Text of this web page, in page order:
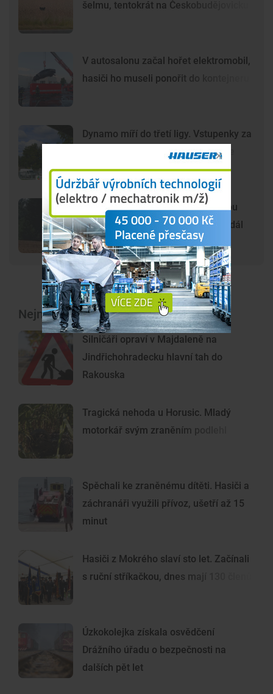
šelmu, tentokrát na Českobudějovicku
V autosalonu začal hořet elektromobil,
hasiči ho museli ponořit do kontejneru
Dynamo míří do třetí ligy. Vstupenky za
80 korun už na internetu nekoupíte
Šelma na jihu Čech? Záběry mohou
zachycovat kočku, policie hlášení dál
prověřuje
Nejnovější články
Silničáři opraví v Majdaleně na
Jindřichohradecku hlavní tah do
Rakouska
Tragická nehoda u Horusic. Mladý
motorkář svým zraněním podlehl
Spěchali ke zraněnému dítěti. Hasiči a
záchranáři využili přívoz, ušetří až 15
minut
Hasiči z Mokrého slaví sto let. Začínali
s ruční stříkačkou, dnes mají 130 členů
Úzkokolejka získala osvědčení
Drážního úřadu o bezpečnosti na
dalších pět let